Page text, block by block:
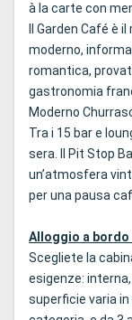
à la carte con
Il Garden Café
moderno,
romantica,
gastronomia
Moderno
Tra i 15 bar e
sera. Il Pit Stop
un’atmosfera
per una pausa
Alloggio a bordo
Scegliete la
esigenze:
superficie varia